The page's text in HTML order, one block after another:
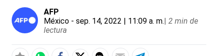
AFP
México - sep. 14, 2022 | 11:09 a. m.| 2 min de
lectura